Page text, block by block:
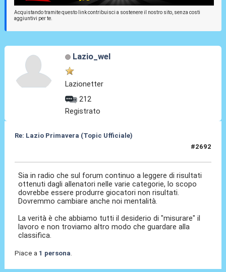
Acquistando tramite questo link contribuisci a sostenere il nostro sito, senza costi
aggiuntivi per te.
Lazio_wel
Lazionetter
212
Registrato
Re: Lazio Primavera (Topic Ufficiale)
#2692
Sia in radio che sul forum continuo a leggere di risultati
ottenuti dagli allenatori nelle varie categorie, lo scopo
dovrebbe essere produrre giocatori non risultati.
Dovremmo cambiare anche noi mentalità.
La verità è che abbiamo tutti il desiderio di "misurare" il
lavoro e non troviamo altro modo che guardare alla
classifica.
Piace a 1 persona